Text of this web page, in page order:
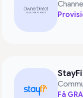
StayFi
Få